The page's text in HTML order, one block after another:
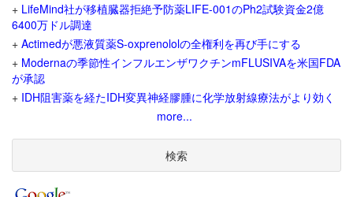
+ LifeMind社が移植臓器拒絶予防薬LIFE-001のPh2試験資金2億
6400万ドル調達
+ Actimedが悪液質薬S-oxprenololの全権利を再び手にする
+ Modernaの季節性インフルエンザワクチンmFLUSIVAを米国FDA
が承認
+ IDH阻害薬を経たIDH変異神経膠腫に化学放射線療法がより効く
more...
検索